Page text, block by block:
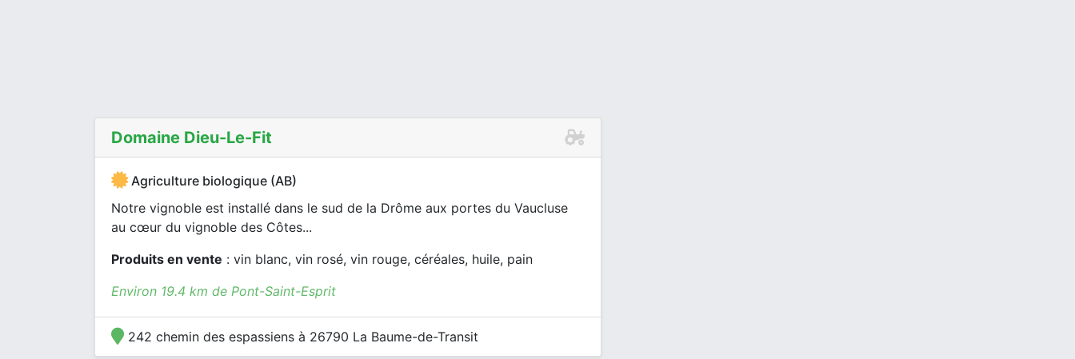
Domaine Dieu-Le-Fit
Agriculture biologique (AB)
Notre vignoble est installé dans le sud de la Drôme aux portes du Vaucluse
au cœur du vignoble des Côtes...
Produits en vente : vin blanc, vin rosé, vin rouge, céréales, huile, pain
Environ 19.4 km de Pont-Saint-Esprit
242 chemin des espassiens à 26790 La Baume-de-Transit